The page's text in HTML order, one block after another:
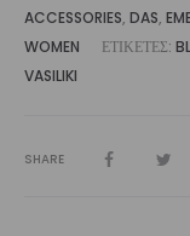
ACCESSORIES, DAS,
WOMEN
ΕΤΙΚΈΤΕΣ:
VASILIKI
SHARE